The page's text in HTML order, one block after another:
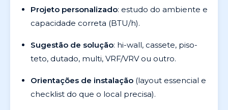
Projeto personalizado: estudo do ambiente e
capacidade correta (BTU/h).
Sugestão de solução: hi-wall, cassete, piso-
teto, dutado, multi, VRF/VRV ou outro.
Orientações de instalação (layout essencial e
checklist do que o local precisa).